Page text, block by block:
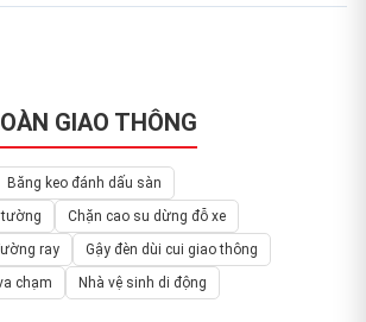
GIAO THÔNG
Băng keo đánh dấu sàn
tường
Chặn cao su dừng đỗ xe
ray
Gậy đèn dùi cui giao thông
chạm
Nhà vệ sinh di động